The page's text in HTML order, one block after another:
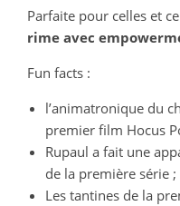
Parfaite pour celles et
rime avec
Fun facts :
l’animatronique du
premier film Hocus
Rupaul a fait une
de la première série ;
Les tantines de la